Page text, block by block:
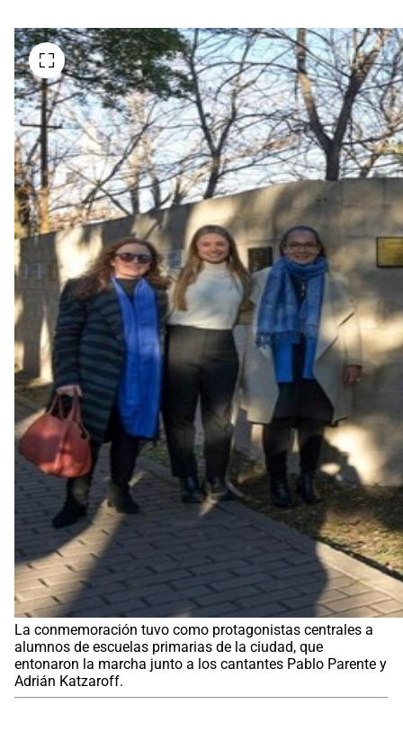
La conmemoración tuvo como protagonistas centrales a
alumnos de escuelas primarias de la ciudad, que
entonaron la marcha junto a los cantantes Pablo Parente y
Adrián Katzaroff.